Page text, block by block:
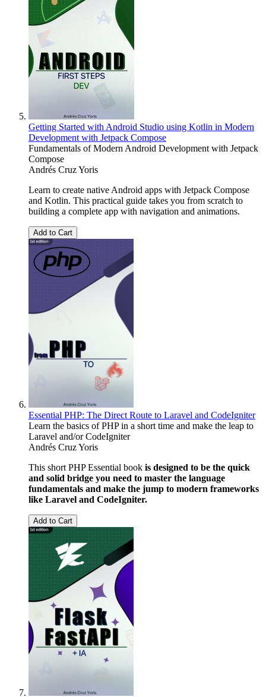
Getting Started with Android Studio using Kotlin in Modern
Development with Jetpack Compose
Fundamentals of Modern Android Development with Jetpack
Compose
Andrés Cruz Yoris
Learn to create native Android apps with Jetpack Compose
and Kotlin. This practical guide takes you from scratch to
building a complete app with navigation and animations.
Add to Cart
Essential PHP: The Direct Route to Laravel and CodeIgniter
Learn the basics of PHP in a short time and make the leap to
Laravel and/or CodeIgniter
Andrés Cruz Yoris
This short PHP Essential book is designed to be the quick
and solid bridge you need to master the language
fundamentals and make the jump to modern frameworks
like Laravel and CodeIgniter.
Add to Cart